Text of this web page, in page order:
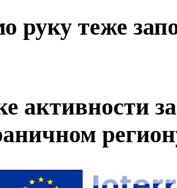
руку теже
активности